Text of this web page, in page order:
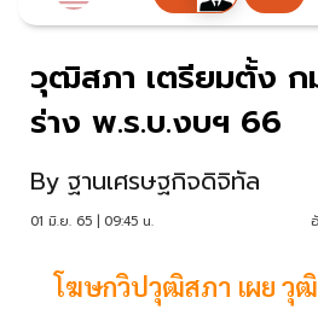
วุฒิสภา เตรียมตั้ง ก
ร่าง พ.ร.บ.งบฯ 66
By ฐานเศรษฐกิจดิจิทัล
01 มิ.ย. 65 | 09:45 น.
โฆษกวิปวุฒิสภา เผย วุ